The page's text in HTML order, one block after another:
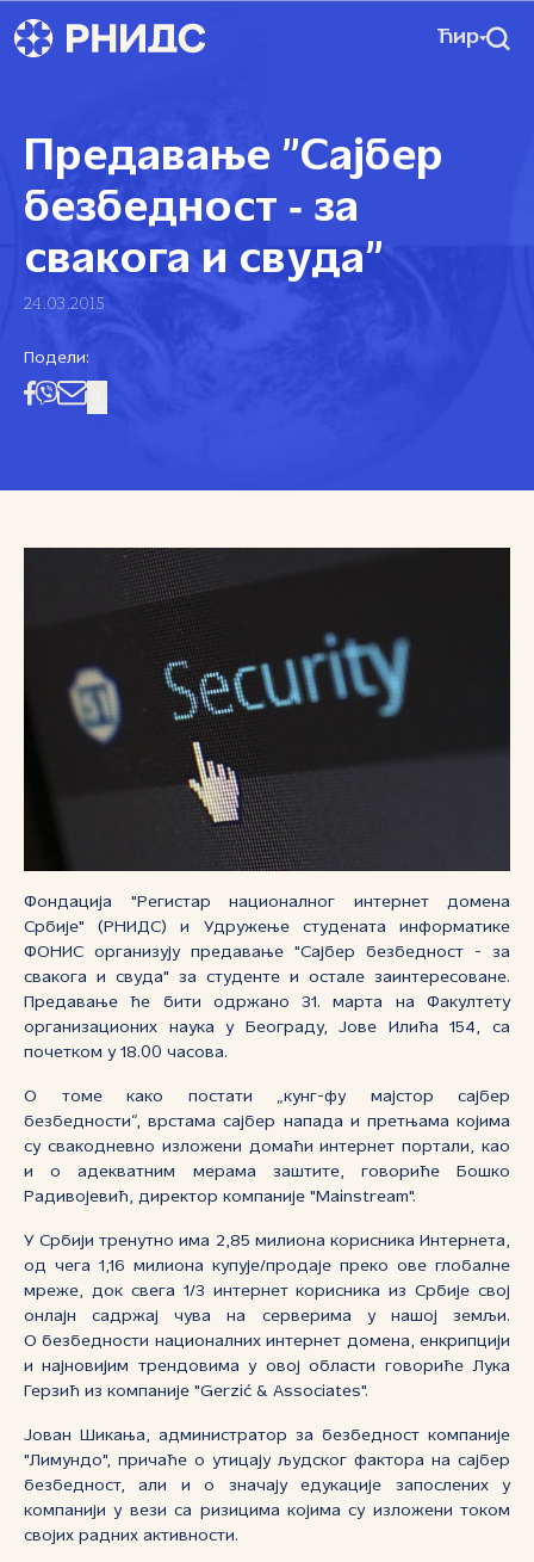
Ћир
Предавање ”Сајбер
безбедност ‑ за
свакога и свуда”
24.03.2015
Подели:
Фондација "Регистар националног интернет домена
Србије" (РНИДС) и Удружење студената информатике
ФОНИС организују предавање "Сајбер безбедност - за
свакога и свуда" за студенте и остале заинтересоване.
Предавање ће бити одржано 31. марта на Факултету
организационих наука у Београду, Јове Илића 154, са
почетком у 18.00 часова.
О томе како постати „кунг-фу мајстор сајбер
безбедности“, врстама сајбер напада и претњама којима
су свакодневно изложени домаћи интернет портали, као
и о адекватним мерама заштите, говориће Бошко
Радивојевић, директор компаније "Mainstream".
У Србији тренутно има 2,85 милиона корисника Интернета,
од чега 1,16 милиона купује/продаје преко ове глобалне
мреже, док свега 1/3 интернет корисника из Србије свој
онлајн садржај чува на серверима у нашој земљи.
О безбедности националних интернет домена, енкрипцији
и најновијим трендовима у овој области говориће Лука
Герзић из компаније "Gerzić & Associates".
Јован Шикања, администратор за безбедност компаније
"Лимундо", причаће о утицају људског фактора на сајбер
безбедност, али и о значају едукације запослених у
компанији у вези са ризицима којима су изложени током
својих радних активности.